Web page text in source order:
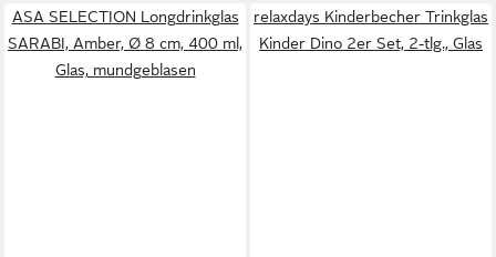
ASA SELECTION Longdrinkglas
SARABI, Amber, Ø 8 cm, 400 ml,
Glas, mundgeblasen
relaxdays Kinderbecher Trinkglas
Kinder Dino 2er Set, 2-tlg., Glas